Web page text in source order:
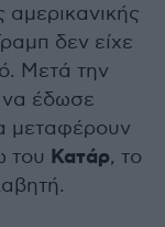
αμερικανικής
δεν είχε
Μετά την
να έδωσε
μεταφέρουν
του Κατάρ, το